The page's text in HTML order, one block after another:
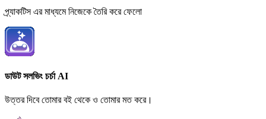
প্র্যাকটিস এর মাধ্যমে নিজেকে তৈরি করে ফেলো
ডাউট সলভিং চর্চা AI
উত্তর দিবে তোমার বই থেকে ও তোমার মত করে।